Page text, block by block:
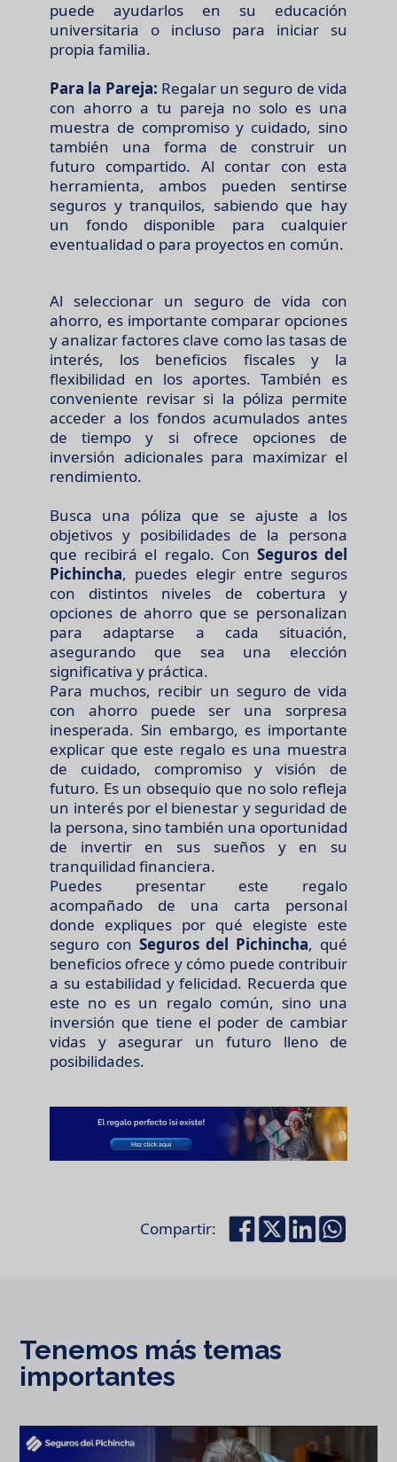
puede ayudarlos en su educación
universitaria o incluso para iniciar su
propia familia.
Para la Pareja: Regalar un seguro de vida
con ahorro a tu pareja no solo es una
muestra de compromiso y cuidado, sino
también una forma de construir un
futuro compartido. Al contar con esta
herramienta, ambos pueden sentirse
seguros y tranquilos, sabiendo que hay
un fondo disponible para cualquier
eventualidad o para proyectos en común.
Al seleccionar un seguro de vida con
ahorro, es importante comparar opciones
y analizar factores clave como las tasas de
interés, los beneficios fiscales y la
flexibilidad en los aportes. También es
conveniente revisar si la póliza permite
acceder a los fondos acumulados antes
de tiempo y si ofrece opciones de
inversión adicionales para maximizar el
rendimiento.
Busca una póliza que se ajuste a los
objetivos y posibilidades de la persona
que recibirá el regalo. Con Seguros del
Pichincha, puedes elegir entre seguros
con distintos niveles de cobertura y
opciones de ahorro que se personalizan
para adaptarse a cada situación,
asegurando que sea una elección
significativa y práctica.
Para muchos, recibir un seguro de vida
con ahorro puede ser una sorpresa
inesperada. Sin embargo, es importante
explicar que este regalo es una muestra
de cuidado, compromiso y visión de
futuro. Es un obsequio que no solo refleja
un interés por el bienestar y seguridad de
la persona, sino también una oportunidad
de invertir en sus sueños y en su
tranquilidad financiera.
Puedes presentar este regalo
acompañado de una carta personal
donde expliques por qué elegiste este
seguro con Seguros del Pichincha, qué
beneficios ofrece y cómo puede contribuir
a su estabilidad y felicidad. Recuerda que
este no es un regalo común, sino una
inversión que tiene el poder de cambiar
vidas y asegurar un futuro lleno de
posibilidades.
Compartir:
Tenemos más temas
importantes